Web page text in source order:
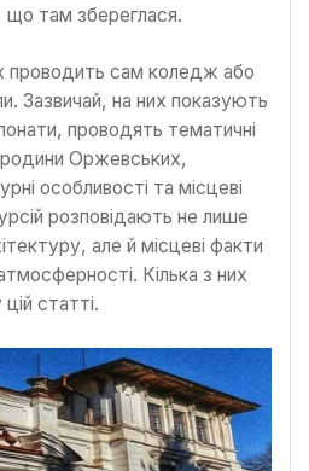
там збереглася.
проводить сам коледж або
Зазвичай, на них показують
проводять тематичні
родини Оржевських,
особливості та місцеві
розповідають не лише
але й місцеві факти
Кілька з них
статті.